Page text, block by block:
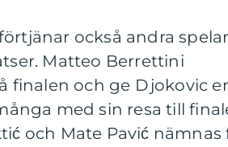
också andra
Matteo Berrettini
finalen och ge Djokovic
med sin resa till
och Mate Pavić nämnas